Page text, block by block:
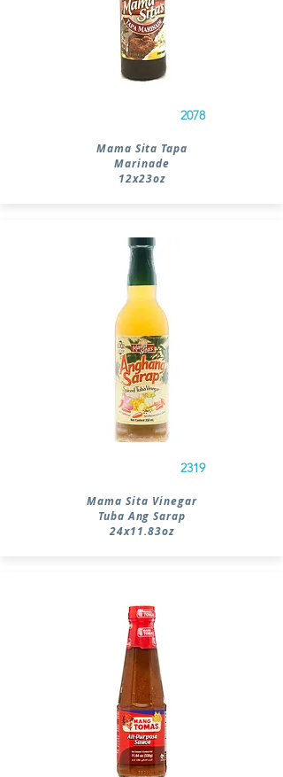
2078
Mama Sita Tapa
Marinade
12x23oz
2319
Mama Sita Vinegar
Tuba Ang Sarap
24x11.83oz